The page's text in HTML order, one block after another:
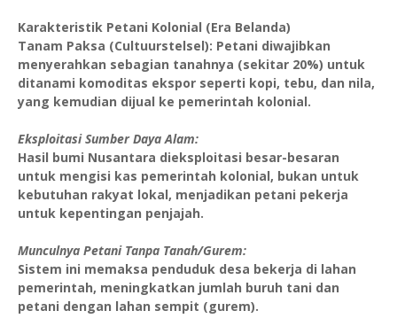
Karakteristik Petani Kolonial (Era Belanda)
Tanam Paksa (Cultuurstelsel): Petani diwajibkan
menyerahkan sebagian tanahnya (sekitar 20%) untuk
ditanami komoditas ekspor seperti kopi, tebu, dan nila,
yang kemudian dijual ke pemerintah kolonial.
Eksploitasi Sumber Daya Alam:
Hasil bumi Nusantara dieksploitasi besar-besaran
untuk mengisi kas pemerintah kolonial, bukan untuk
kebutuhan rakyat lokal, menjadikan petani pekerja
untuk kepentingan penjajah.
Munculnya Petani Tanpa Tanah/Gurem:
Sistem ini memaksa penduduk desa bekerja di lahan
pemerintah, meningkatkan jumlah buruh tani dan
petani dengan lahan sempit (gurem).